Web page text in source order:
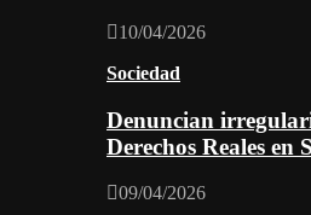
10/04/2026
Sociedad
Denuncian
Derechos Reales en
09/04/2026